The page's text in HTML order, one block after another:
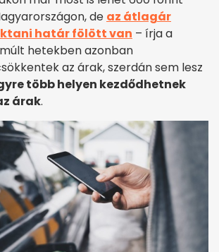
de az átlagár
határ fölött van – írja a
hetekben azonban
az árak, szerdán sem lesz
több helyen kezdődhetnek
árak.